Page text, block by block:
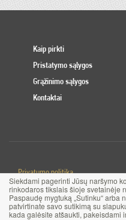
Siekdami pagerinti Jūsų naršymo
rinkodaros tikslais šioje svetainėje
Paspaudę mygtuką „Sutinku“ arba
patvirtinate savo sutikimą su
kada galėsite atšaukti, pakeisdami
Kaip pirkti
Pristatymo sąlygos
Grąžinimo sąlygos
Kontaktai
Privatumo politika
Slapuku politika
© 2017 MB Pinigai.lt. Visos teisės